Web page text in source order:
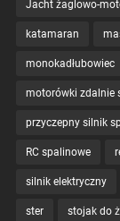
Jacht żaglowo-
katamaran
monokadłubowiec
motorówki zdalnie
przyczepny silnik
RC spalinowe
silnik elektryczny
ster stojak do